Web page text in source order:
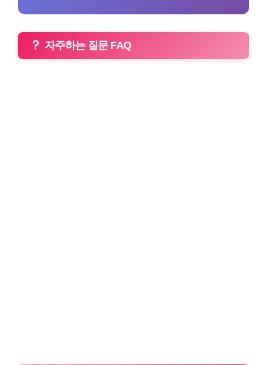
자주하는 질문 FAQ